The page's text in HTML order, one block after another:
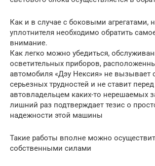
Как и в случае с боковыми агрегатами,
уплотнителя необходимо обратить
внимание.
Как легко можно убедиться,
осветительных приборов,
автомобиля «Дэу Нексия» не вызывает
серьезных трудностей и не ставит перед
автовладельцем каких-то нерешаемых
лишний раз подтверждает тезис о
надежности этой машины
Такие работы вполне можно
собственными силами